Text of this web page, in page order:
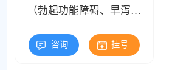
（勃起功能障碍、早泻、
亢进等）、前列腺疾病、
咨询 挂号